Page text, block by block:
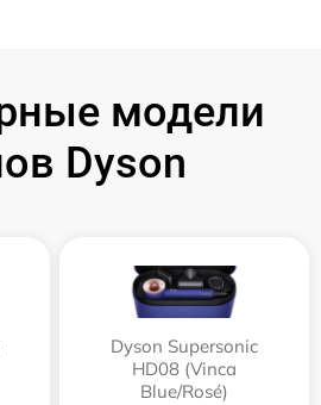
модели
Dyson
Dyson Supersonic
HD08 (Vinca
Blue/Rosé)